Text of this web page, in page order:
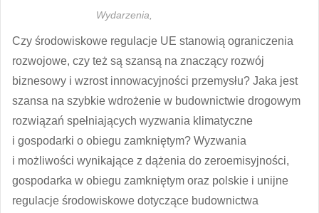
Wydarzenia,
Czy środowiskowe regulacje UE stanowią ograniczenia
rozwojowe, czy też są szansą na znaczący rozwój
biznesowy i wzrost innowacyjności przemysłu? Jaka jest
szansa na szybkie wdrożenie w budownictwie drogowym
rozwiązań spełniających wyzwania klimatyczne
i gospodarki o obiegu zamkniętym? Wyzwania
i możliwości wynikające z dążenia do zeroemisyjności,
gospodarka w obiegu zamkniętym oraz polskie i unijne
regulacje środowiskowe dotyczące budownictwa